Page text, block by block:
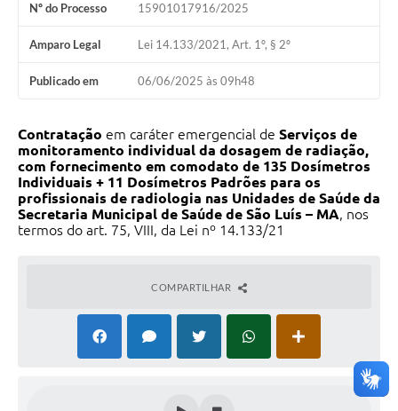
Nº do Processo 15901017916/2025
Amparo Legal Lei 14.133/2021, Art. 1º, § 2º
Publicado em 06/06/2025 às 09h48
Contratação em caráter emergencial de Serviços de
monitoramento individual da dosagem de radiação,
com fornecimento em comodato de 135 Dosímetros
Individuais + 11 Dosímetros Padrões para os
profissionais de radiologia nas Unidades de Saúde da
Secretaria Municipal de Saúde de São Luís – MA, nos
termos do art. 75, VIII, da Lei nº 14.133/21
COMPARTILHAR